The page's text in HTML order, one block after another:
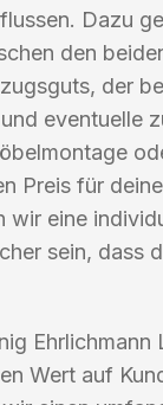
Dazu
den
der
eventuelle
Preis für
wir eine
sein, dass
Ehrlichmann
Wert auf